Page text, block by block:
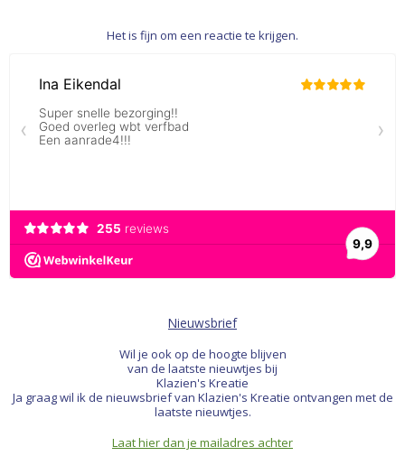
Het is fijn om een reactie te krijgen.
Nieuwsbrief
Wil je ook op de hoogte blijven
van de laatste nieuwtjes bij
Klazien's Kreatie
Ja graag wil ik de nieuwsbrief van Klazien's Kreatie ontvangen met de
laatste nieuwtjes.
Laat hier dan je mailadres achter